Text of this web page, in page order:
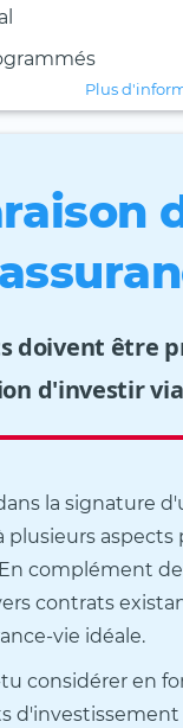
Plus
doivent être
d'investir
la signature
plusieurs
complément
contrats
vie idéale.
considérer en